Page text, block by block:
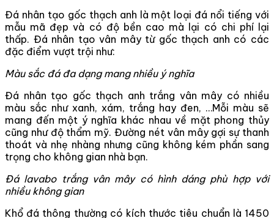
Đá nhân tạo gốc thạch anh là một loại đá nổi tiếng với
mẫu mã đẹp và có độ bền cao mà lại có chi phí lại
thấp. Đá nhân tạo vân mây từ gốc thạch anh có các
đặc điểm vượt trội như:
Màu sắc đá đa dạng mang nhiều ý nghĩa
Đá nhân tạo gốc thạch anh trắng vân mây có nhiều
màu sắc như xanh, xám, trắng hay đen, …Mỗi màu sẽ
mang đến một ý nghĩa khác nhau về mặt phong thủy
cũng như độ thẩm mỹ. Đường nét vân mây gợi sự thanh
thoát và nhẹ nhàng nhưng cũng không kém phần sang
trọng cho không gian nhà bạn.
Đá lavabo trắng vân mây có hình dáng phù hợp với
nhiều không gian
Khổ đá thông thường có kích thước tiêu chuẩn là 1450